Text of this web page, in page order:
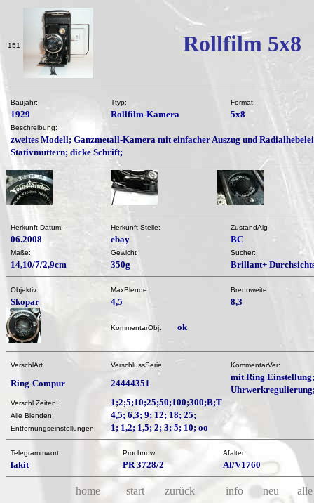
151 Rollfilm 5x8
Baujahr: Ttyp: Format:
1929 Rollfilm-Kamera 5x8
Beschreibung:
zweites Modell; Ganzmetall-Kamera mit einfacher Auszug und
Stativmuttern; dicke Schrift;
Herkunft Datum: Herkunft Stelle: ZustandAlg
06.2008 ebay BC
Maße: Gewicht Sucher:
14,10/7/2,9cm 350g Brillant+
Objektiv: MaxBlende: Brennweite:
Skopar 4,5 8,3
KommentarObj: ok
VerschlArt VerschlussSerie KommentarVer:
Ring-Compur 24444351
mit Ring
Verschl.Zeiten: 1;2;5;10;25;50;100;300;B;T
Alle Blenden: 4,5; 6,3; 9; 12; 18; 25;
Entfernungseinstellungen: 1; 1,2; 1,5; 2; 3; 5; 10; oo
Telegrammwort: Prochnow: Afalter:
fakit PR 3728/2 Af/V1760
home start zurück info neu alle